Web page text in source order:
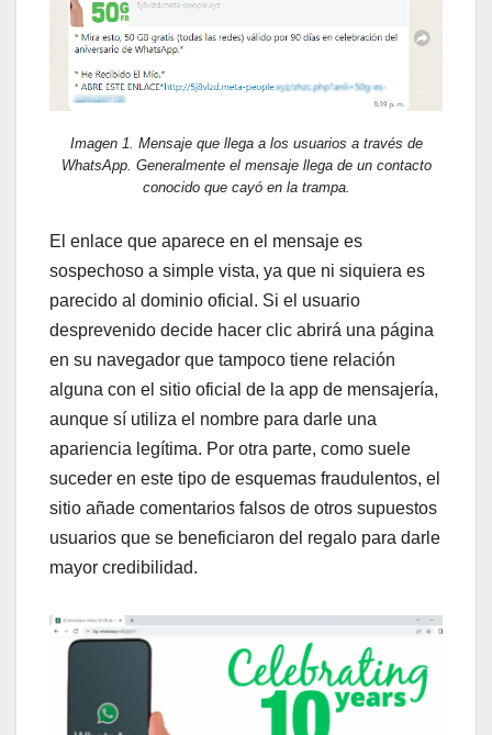
Imagen 1. Mensaje que llega a los usuarios a través de
WhatsApp. Generalmente el mensaje llega de un contacto
conocido que cayó en la trampa.
El enlace que aparece en el mensaje es
sospechoso a simple vista, ya que ni siquiera es
parecido al dominio oficial. Si el usuario
desprevenido decide hacer clic abrirá una página
en su navegador que tampoco tiene relación
alguna con el sitio oficial de la app de mensajería,
aunque sí utiliza el nombre para darle una
apariencia legítima. Por otra parte, como suele
suceder en este tipo de esquemas fraudulentos, el
sitio añade comentarios falsos de otros supuestos
usuarios que se beneficiaron del regalo para darle
mayor credibilidad.